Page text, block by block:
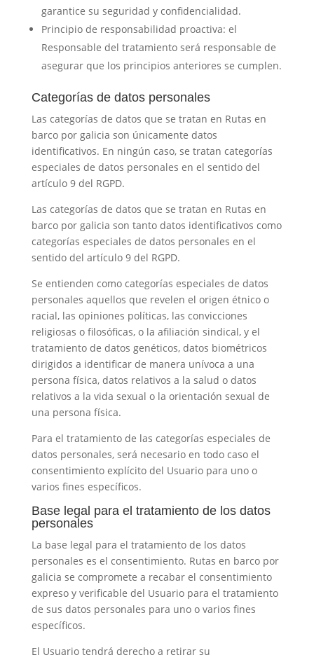
garantice su seguridad y confidencialidad.
Principio de responsabilidad proactiva: el
Responsable del tratamiento será responsable de
asegurar que los principios anteriores se cumplen.
Categorías de datos personales
Las categorías de datos que se tratan en Rutas en
barco por galicia son únicamente datos
identificativos. En ningún caso, se tratan categorías
especiales de datos personales en el sentido del
artículo 9 del RGPD.
Las categorías de datos que se tratan en Rutas en
barco por galicia son tanto datos identificativos como
categorías especiales de datos personales en el
sentido del artículo 9 del RGPD.
Se entienden como categorías especiales de datos
personales aquellos que revelen el origen étnico o
racial, las opiniones políticas, las convicciones
religiosas o filosóficas, o la afiliación sindical, y el
tratamiento de datos genéticos, datos biométricos
dirigidos a identificar de manera unívoca a una
persona física, datos relativos a la salud o datos
relativos a la vida sexual o la orientación sexual de
una persona física.
Para el tratamiento de las categorías especiales de
datos personales, será necesario en todo caso el
consentimiento explícito del Usuario para uno o
varios fines específicos.
Base legal para el tratamiento de los datos
personales
La base legal para el tratamiento de los datos
personales es el consentimiento. Rutas en barco por
galicia se compromete a recabar el consentimiento
expreso y verificable del Usuario para el tratamiento
de sus datos personales para uno o varios fines
específicos.
El Usuario tendrá derecho a retirar su